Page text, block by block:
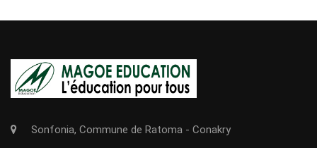
Sonfonia, Commune de Ratoma - Conakry